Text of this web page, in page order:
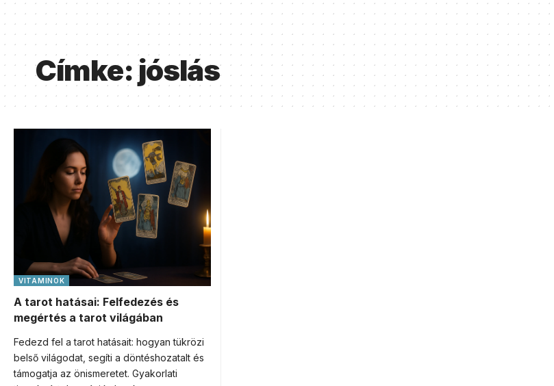
Címke:jóslás
VITAMINOK
A tarot hatásai: Felfedezés és
megértés a tarot világában
Fedezd fel a tarot hatásait: hogyan tükrözi
belső világodat, segíti a döntéshozatalt és
támogatja az önismeretet. Gyakorlati